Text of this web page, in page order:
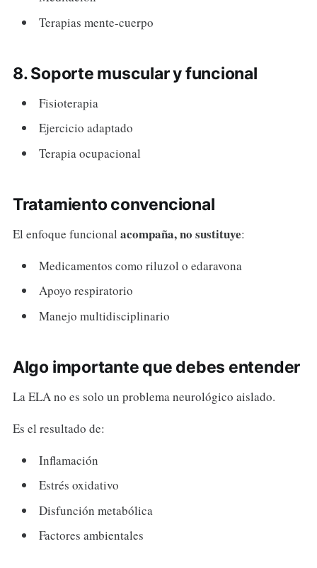
Terapias mente-cuerpo
8. Soporte muscular y funcional
Fisioterapia
Ejercicio adaptado
Terapia ocupacional
Tratamiento convencional
El enfoque funcional acompaña, no sustituye:
Medicamentos como riluzol o edaravona
Apoyo respiratorio
Manejo multidisciplinario
Algo importante que debes entender
La ELA no es solo un problema neurológico aislado.
Es el resultado de:
Inflamación
Estrés oxidativo
Disfunción metabólica
Factores ambientales